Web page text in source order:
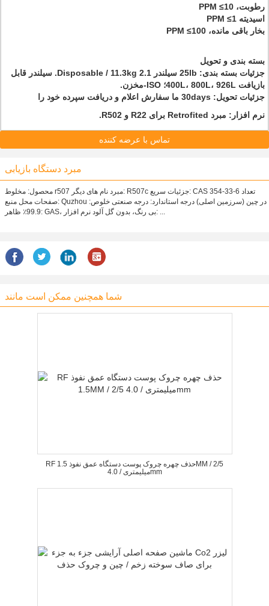
رطوبت، PPM ≤10
اسیدیته PPM ≤1
بخار باقی مانده، PPM ≤100
بسته بندی و تحویل
جزئیات بسته بندی: 25lb سیلندر 1.Disposable / 11.3kg 2. سیلندر قابل
بازیافت 400L، 800L، 926L؛ ISO-مخزن.
جزئیات تحویل: 30days ما سفارش اعلام و دریافت سپرده خود را
نرم افزار: مبرد Retrofited برای R22 و R502.
تماس با عرضه کننده
مبرد دستگاه بازیابی
محصول: مخلوط r507 مبرد نام های دیگر: R507c جزئیات سریع: CAS 354-33-6 تعداد
صفحات محل منبع: Quzhou در چین (سرزمین اصلی) درجه استاندارد: درجه صنعتی خلوص:
99.9٪ ظاهر: GAS، بی رنگ، بدون گل آلود نرم افزار: ...
شما همچنین ممکن است مانند
RF حذف چهره چروک پوست دستگاه عمق نفوذ 1.5MM / 2/5
میلیمتری / 4.0mm